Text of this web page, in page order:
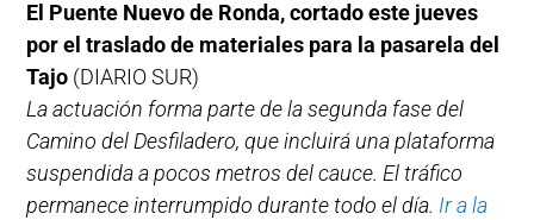
El Puente Nuevo de Ronda, cortado este jueves
por el traslado de materiales para la pasarela del
Tajo (DIARIO SUR)
La actuación forma parte de la segunda fase del
Camino del Desfiladero, que incluirá una plataforma
suspendida a pocos metros del cauce. El tráfico
permanece interrumpido durante todo el día. Ir a la